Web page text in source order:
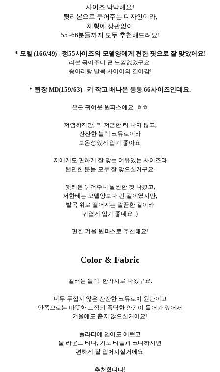
사이즈 낙낙해요!
뒷리본으로 묶어주는 디자인이라,
체형에 상관없이
55~66분들까지 모두 추천해드려요!
* 모델 (166/49) - 정55사이즈의 모델양에게 편한 핏으로 잘 맞았어요!
리본 묶어주니 큰 느낌없었구요.
종아리랑 발목 사이이의 길이감!
* 쥔장 MD(159/63) - 키 작고 배나온 통통 66사이즈인데요.
은근 귀여운 원피스예요. ㅎㅎ
저렴하지만, 막 저렴한 티 나지 않고,
잔잔한 블랙 코듀로이라
보온성있게 입기 좋아요.
저에게도 편하게 잘 맞는 여유있는 사이즈라
왠만한 분들 모두 잘 맞으실거구요.
뒷리본 묶어주니 날씬한 핏 나왔고,
저한테는 모델양보다 긴 길이였지만,
발목 위로 떨어지는 깔끔한 길이라
귀엽게 입기 좋네요 :)
편한 겨울 원피스로 추천해요!
Color & Fabric
컬러는 블랙. 한가지로 나왔구요.
너무 두껍지 않은 잔잔한 코듀로이 원단이고
안쪽으로는 따뜻한 느낌의 폭닥한 안감이 들어가 있어서
겨울에도 춥지 않으실거에요!
폴라티에 입어도 예쁘고
울 라운드 티나, 기모 티들과 코디하시면
편하게 잘 입어지실거에요.
추천합니다!